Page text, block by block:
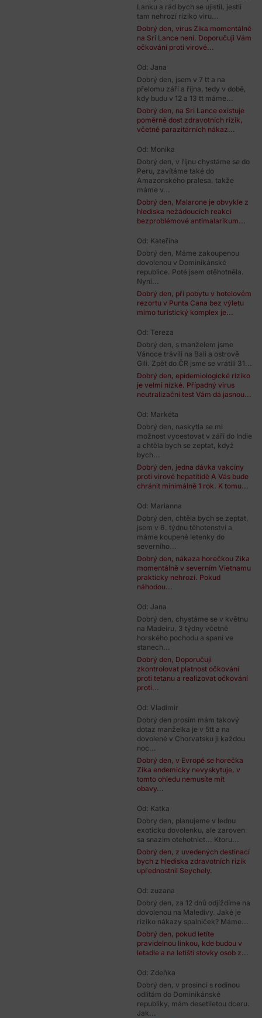
Lanku a rád bych se ujistil, jestli
tam nehrozí riziko viru...
Dobrý den, virus Zika momentálně
na Sri Lance není. Doporučuji Vám
očkování proti virové...
Od: Jana
Dobrý den, jsem v 7 tt a na
přelomu září a října, tedy v době,
kdy budu v 12 a 13 tt máme...
Dobrý den, na Sri Lance existuje
poměrně dost zdravotních rizik,
včetně parazitárních nákaz...
Od: Monika
Dobrý den, v říjnu chystáme se do
Peru, zavítáme také do
Amazonského pralesa, takže
máme v...
Dobrý den, Malarone je obvykle z
hlediska nežádoucích reakcí
bezproblémové antimalarikum...
Od: Kateřina
Dobrý den, Máme zakoupenou
dovolenou v Dominikánské
republice. Poté jsem otěhotněla.
Nyní...
Dobrý den, při pobytu v hotelovém
rezortu v Punta Cana bez výletu
mimo turistický komplex je...
Od: Tereza
Dobrý den, s manželem jsme
Vánoce trávili na Bali a ostrově
Gili. Zpět do ČR jsme se vrátili 31...
Dobrý den, epidemiologické riziko
je velmi nízké. Případný virus
neutralizační test Vám dá jasnou...
Od: Markéta
Dobrý den, naskytla se mi
možnost vycestovat v září do Indie
a chtěla bych se zeptat, když
bych...
Dobrý den, jedna dávka vakcíny
proti virové hepatitidě A Vás bude
chránit minimálně 1 rok. K tomu...
Od: Marianna
Dobrý den, chtěla bych se zeptat,
jsem v 6. týdnu těhotenství a
máme koupené letenky do
severního...
Dobrý den, nákaza horečkou Zika
momentálně v severním Vietnamu
prakticky nehrozí. Pokud
náhodou...
Od: Jana
Dobrý den, chystáme se v květnu
na Madeiru, 3 týdny včetně
horského pochodu a spaní ve
stanech...
Dobrý den, Doporučuji
zkontrolovat platnost očkování
proti tetanu a realizovat očkování
proti...
Od: Vladimir
Dobrý den prosím mám takový
dotaz manželka je v 5tt a na
dovolené v Chorvatsku ji každou
noc...
Dobrý den, v Evropě se horečka
Zika endemicky nevyskytuje, v
tomto ohledu nemusíte mít
obavy...
Od: Katka
Dobry den, planujeme v lednu
exoticku dovolenku, ale zaroven
sa snazim otehotniet... Ktoru...
Dobrý den, z uvedených destinací
bych z hlediska zdravotních rizik
upřednostnil Seychely.
Od: zuzana
Dobrý den, za 12 dnů odjíždíme na
dovolenou na Maledivy. Jaké je
riziko nákazy spalniček? Máme...
Dobrý den, pokud letíte
pravidelnou linkou, kde budou v
letadle a na letišti stovky osob z...
Od: Zdeňka
Dobrý den, v prosinci s rodinou
odlítám do Dominikánské
republiky, mám desetiletou dceru.
Jak...